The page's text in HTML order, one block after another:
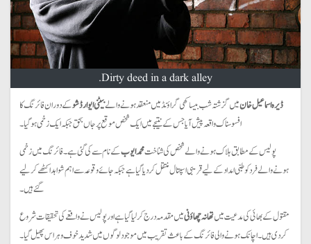
Dirty deed in a dark alley.
ڈیرہ اسماعیل خانمیں گزشتہ شب بیساکھی گراؤنڈ میں منعقد ہونے والےبیٹنی ایوارڈ شوکے دوران فائرنگ کا
افسوسناک واقعہ پیش آیا جس کے نتیجے میں ایک شخص موقع پر جاں بحق جبکہ ایک زخمی ہو گیا۔
پولیس کے مطابق ہلاک ہونے والے شخص کی شناختمحمد ایوبکے نام سے کی گئی ہے۔ فائرنگ میں زخمی
ہونے والے فرد کو طبی امداد کے لیے قریبی اسپتال منتقل کر دیا گیا ہے جبکہ جائے وقوعہ سے اہم شواہد اکٹھے کر لیے
گئے ہیں۔
مقتول کے بھائی کی مدعیت میںتھانہ چھاؤنیمیں مقدمہ درج کر لیا گیا ہے اور پولیس نے واقعے کی تحقیقات شروع
کر دی ہیں۔ اچانک ہونے والی فائرنگ کے باعث تقریب میں موجود لوگوں میں شدید خوف و ہراس پھیل گیا۔